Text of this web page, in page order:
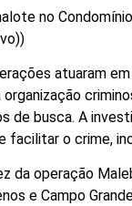
no
atuaram
de busca. A
facilitar o crime,
da operação
e Campo